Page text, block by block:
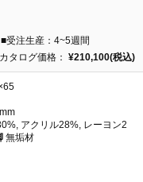
受注生産：4~5週間
カタログ価格： ¥210,100(税込)
アクリル28%, レーヨン2
無垢材